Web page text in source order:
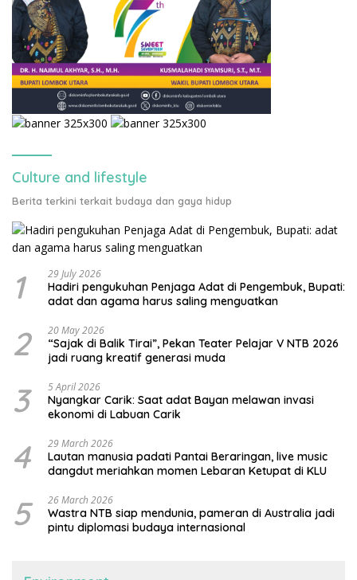
Culture and lifestyle
Berita terkini terkait budaya dan gaya hidup
1 29 July 2026
Hadiri pengukuhan Penjaga Adat di Pengembuk, Bupati:
adat dan agama harus saling menguatkan
2 20 May 2026
“Sajak di Balik Tirai”, Pekan Teater Pelajar V NTB 2026
jadi ruang kreatif generasi muda
3 5 April 2026
Nyangkar Carik: Saat adat Bayan melawan invasi
ekonomi di Labuan Carik
4 29 March 2026
Lautan manusia padati Pantai Beraringan, live music
dangdut meriahkan momen Lebaran Ketupat di KLU
5 26 March 2026
Wastra NTB siap mendunia, pameran di Australia jadi
pintu diplomasi budaya internasional